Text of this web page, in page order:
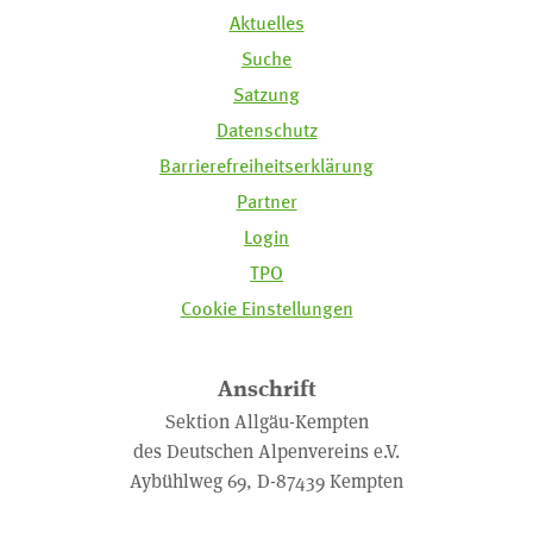
Aktuelles
Suche
Satzung
Datenschutz
Barrierefreiheitserklärung
Partner
Login
TPO
Cookie Einstellungen
Anschrift
Sektion Allgäu-Kempten
des Deutschen Alpenvereins e.V.
Aybühlweg 69, D-87439 Kempten